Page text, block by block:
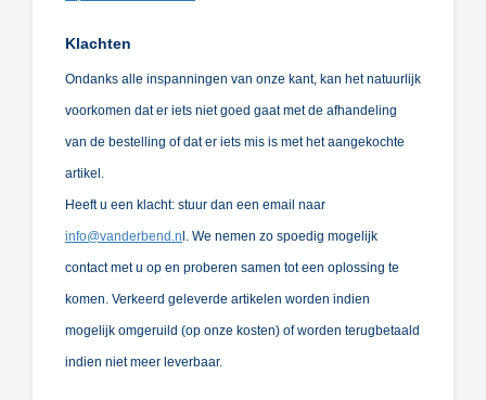
Klachten
Ondanks alle inspanningen van onze kant, kan het natuurlijk
voorkomen dat er iets niet goed gaat met de afhandeling
van de bestelling of dat er iets mis is met het aangekochte
artikel.
Heeft u een klacht: stuur dan een email naar
info@vanderbend.n l. We nemen zo spoedig mogelijk
contact met u op en proberen samen tot een oplossing te
komen. Verkeerd geleverde artikelen worden indien
mogelijk omgeruild (op onze kosten) of worden terugbetaald
indien niet meer leverbaar.